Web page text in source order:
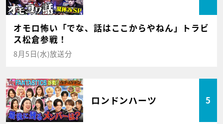
オモロ怖い「でな、話はここからやねん」トラビ
ス松倉参戦！
8月5日(水)放送分
ロンドンハーツ 5